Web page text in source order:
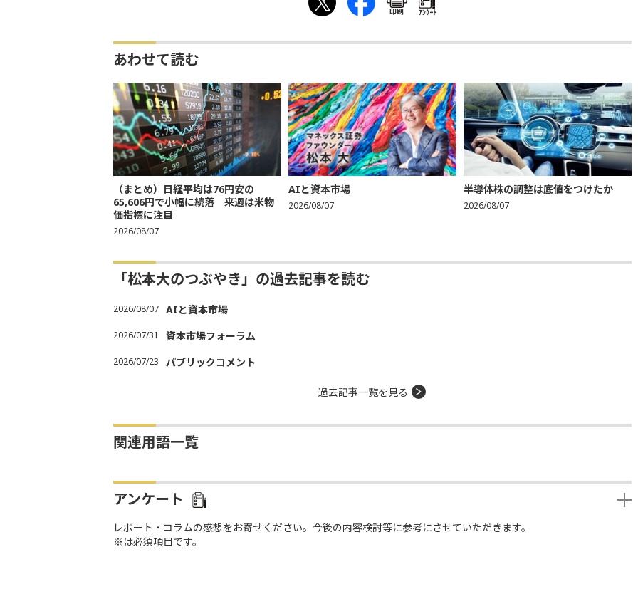
印刷 ｱﾝｹｰﾄ
あわせて読む
（まとめ）日経平均は76円安の
65,606円で小幅に続落 来週は米物
価指標に注目
2026/08/07
AIと資本市場
2026/08/07
半導体株の調整は底値をつけたか
2026/08/07
「松本大のつぶやき」の過去記事を読む
2026/08/07 AIと資本市場
2026/07/31 資本市場フォーラム
2026/07/23 パブリックコメント
過去記事一覧を見る
関連用語一覧
アンケート
レポート・コラムの感想をお寄せください。今後の内容検討等に参考にさせていただきます。
※は必須項目です。